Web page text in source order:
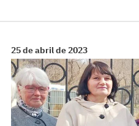
25 de abril de 2023